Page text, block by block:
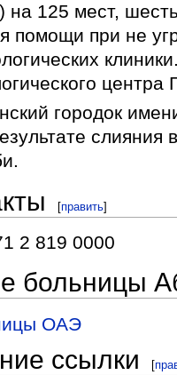
на 125 мест,
помощи при не
центра
городок
слияния
[править]
2 819 0000
больницы
ОАЭ
ссылки [